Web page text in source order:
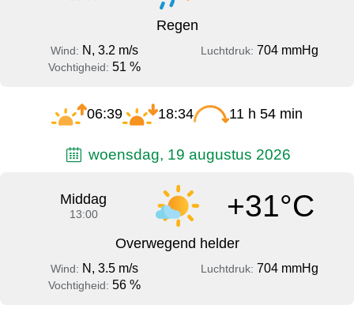
Regen
Wind: N, 3.2 m/s Luchtdruk: 704 mmHg
Vochtigheid: 51 %
06:39 18:34 11 h 54 min
woensdag, 19 augustus 2026
Middag
13:00 +31°C
Overwegend helder
Wind: N, 3.5 m/s Luchtdruk: 704 mmHg
Vochtigheid: 56 %